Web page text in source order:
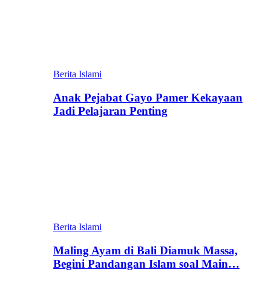
Berita Islami
Anak Pejabat Gayo Pamer Kekayaan
Jadi Pelajaran Penting
Berita Islami
Maling Ayam di Bali Diamuk Massa,
Begini Pandangan Islam soal Main…